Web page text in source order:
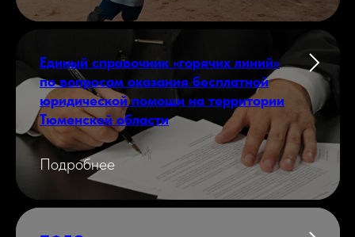
Единый справочник «горячих линий»
по вопросам оказания бесплатной
юридической помощи на территории
Тюменской области
Подробнее